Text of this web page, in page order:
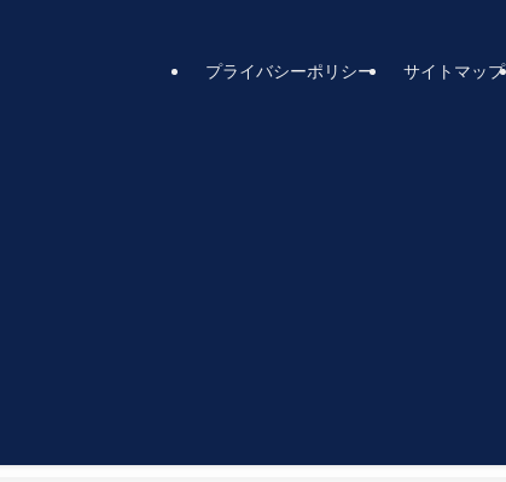
プライバシーポリシー サイトマップ